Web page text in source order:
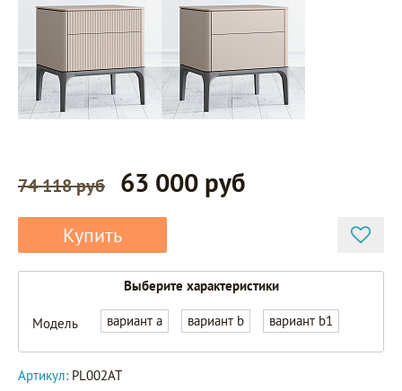
74 118 руб 63 000 руб
Купить
Выберите характеристики
Модель вариант a вариант b вариант b1
Артикул: PL002AT